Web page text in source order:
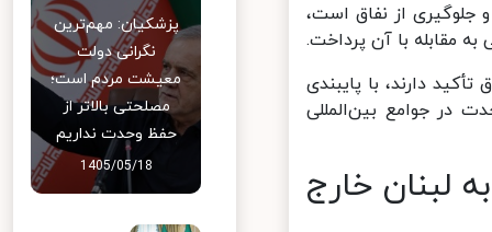
از نفاق است،
مقابله با آن پرداخت.
دارند، با پایبندی
در جوامع بین‌المللی
لبنان خارج
پزشکیان: مهم‌ترین
نگرانی دولت
معیشت مردم است؛
مصلحتی بالاتر از
حفظ وحدت نداریم
1405/05/18